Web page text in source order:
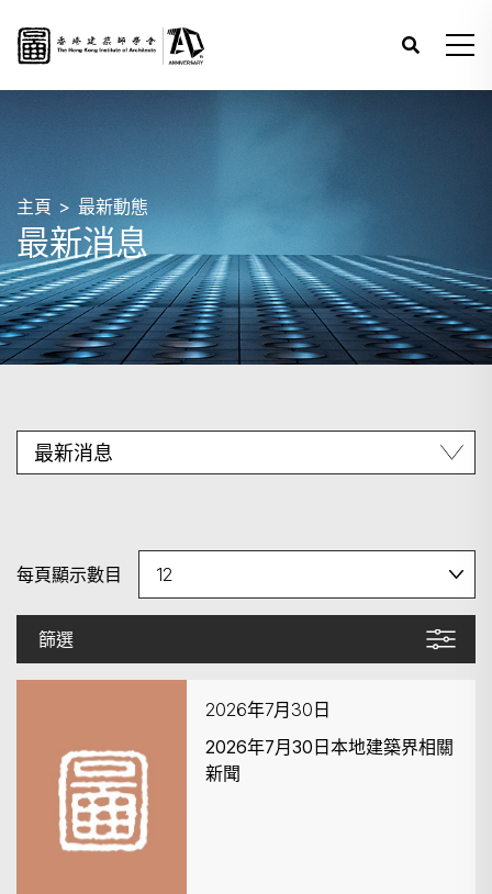
主頁 最新動態
最新消息
篩選
每頁顯示數目
2026年7月30日
2026年7月30日本地建築界相關
新聞